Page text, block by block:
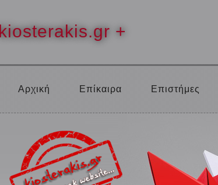
kiosterakis.gr +
Αρχική Επίκαιρα Επιστήμες